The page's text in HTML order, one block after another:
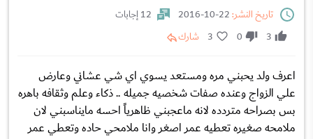
تاريخ النشر:
12 إجابات
3
0
3 شارك
اعرف ولد يحبني مره ومستعد يسوي اي شي عشاني وعارض
علي الزواج وعنده صفات شخصيه جميله .. ذكاء وعلم وثقافه باهره
بس بصراحه متردده لانه ماعجبني ظاهرياً احسه مايناسبني لان
ملامحه صغيره تعطيه عمر اصغر وانا ملامحي حاده وتعطي عمر